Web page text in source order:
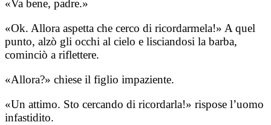
«Va bene, padre.»
«Ok. Allora aspetta che cerco di ricordarmela!» A quel
punto, alzò gli occhi al cielo e lisciandosi la barba,
cominciò a riflettere.
«Allora?» chiese il figlio impaziente.
«Un attimo. Sto cercando di ricordarla!» rispose l’uomo
infastidito.